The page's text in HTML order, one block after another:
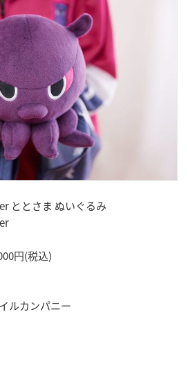
ととさま ぬいぐるみ
円(税込)
ルカンパニー